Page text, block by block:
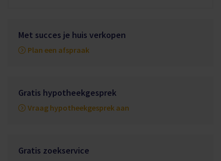
Met succes je huis verkopen
Plan een afspraak
Gratis hypotheekgesprek
Vraag hypotheekgesprek aan
Gratis zoekservice